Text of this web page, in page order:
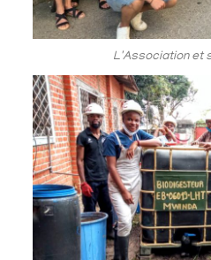
L'Association et